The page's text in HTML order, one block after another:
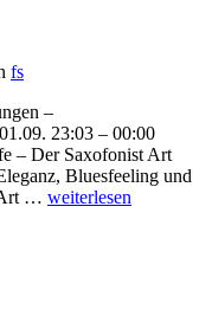
fs
–
23:03 – 00:00
– Der Saxofonist Art
Bluesfeeling und
Art … weiterlesen